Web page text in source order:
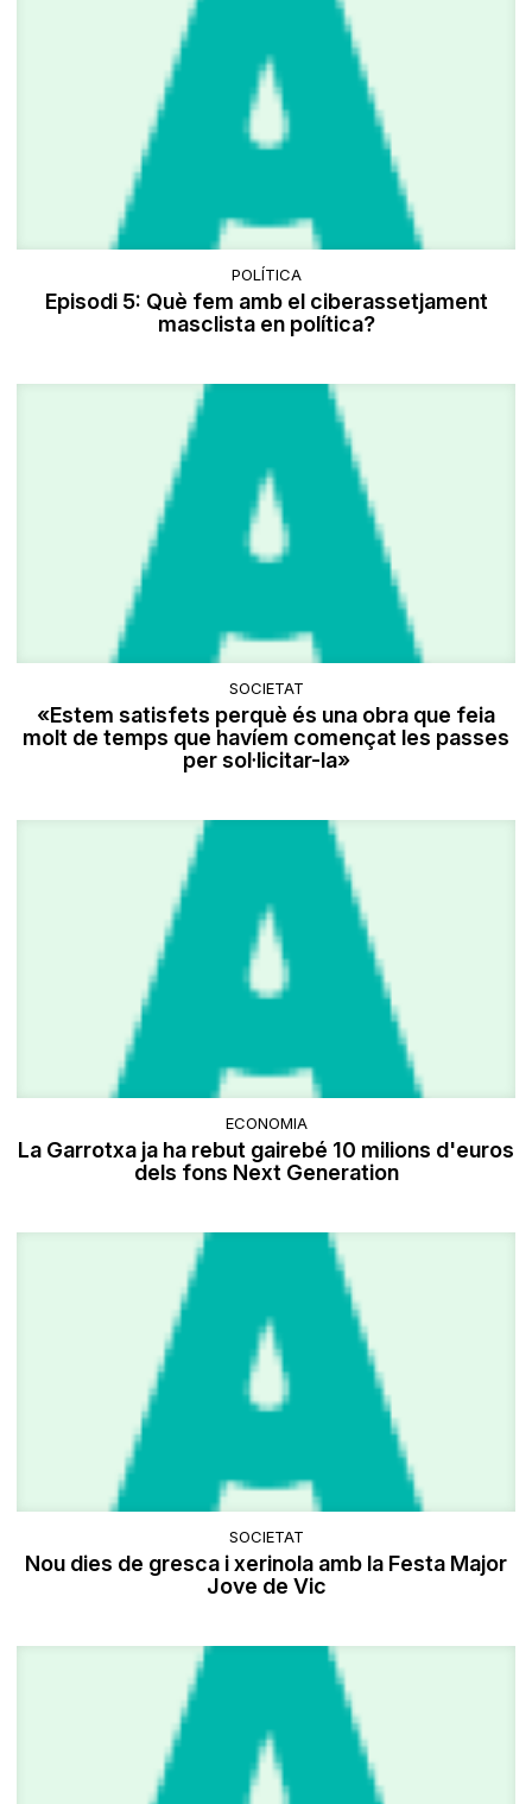
POLÍTICA
Episodi 5: Què fem amb el ciberassetjament
masclista en política?
SOCIETAT
«Estem satisfets perquè és una obra que feia
molt de temps que havíem començat les passes
per sol·licitar-la»
ECONOMIA
La Garrotxa ja ha rebut gairebé 10 milions d'euros
dels fons Next Generation
SOCIETAT
​Nou dies de gresca i xerinola amb la Festa Major
Jove de Vic